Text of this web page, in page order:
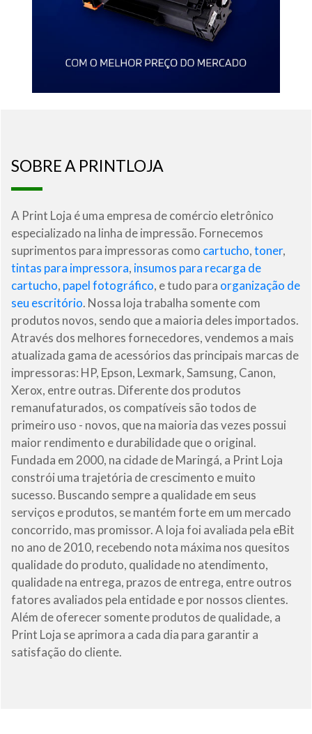
SOBRE A PRINTLOJA
A Print Loja é uma empresa de comércio eletrônico
especializado na linha de impressão. Fornecemos
suprimentos para impressoras como cartucho,toner,
tintas para impressora, insumos para recarga de
cartucho, papel fotográfico, e tudo para organização de
seu escritório. Nossa loja trabalha somente com
produtos novos, sendo que a maioria deles importados.
Através dos melhores fornecedores, vendemos a mais
atualizada gama de acessórios das principais marcas de
impressoras: HP, Epson, Lexmark, Samsung, Canon,
Xerox, entre outras. Diferente dos produtos
remanufaturados, os compatíveis são todos de
primeiro uso - novos, que na maioria das vezes possui
maior rendimento e durabilidade que o original.
Fundada em 2000, na cidade de Maringá, a Print Loja
constrói uma trajetória de crescimento e muito
sucesso. Buscando sempre a qualidade em seus
serviços e produtos, se mantém forte em um mercado
concorrido, mas promissor. A loja foi avaliada pela eBit
no ano de 2010, recebendo nota máxima nos quesitos
qualidade do produto, qualidade no atendimento,
qualidade na entrega, prazos de entrega, entre outros
fatores avaliados pela entidade e por nossos clientes.
Além de oferecer somente produtos de qualidade, a
Print Loja se aprimora a cada dia para garantir a
satisfação do cliente.